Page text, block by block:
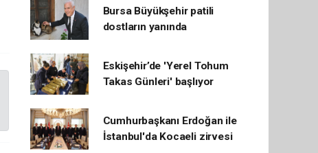
Bursa Büyükşehir patili
dostların yanında
Eskişehir’de 'Yerel Tohum
Takas Günleri' başlıyor
Cumhurbaşkanı Erdoğan ile
İstanbul'da Kocaeli zirvesi